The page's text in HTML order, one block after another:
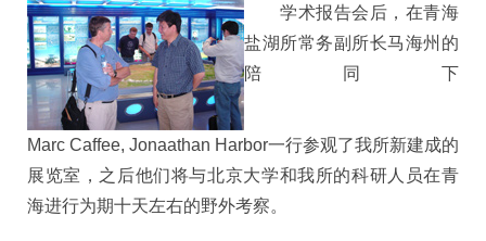
学术报告会后，在青海
盐湖所常务副所长马海州的
陪同下
Marc Caffee, Jonaathan Harbor一行参观了我所新建成的
展览室，之后他们将与北京大学和我所的科研人员在青
海进行为期十天左右的野外考察。